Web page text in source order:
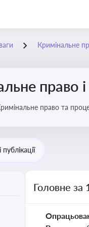
Кримінальне
право
право та
публікації
Головне за